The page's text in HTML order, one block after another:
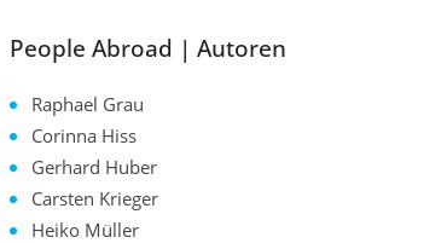
People Abroad | Autoren
Raphael Grau
Corinna Hiss
Gerhard Huber
Carsten Krieger
Heiko Müller